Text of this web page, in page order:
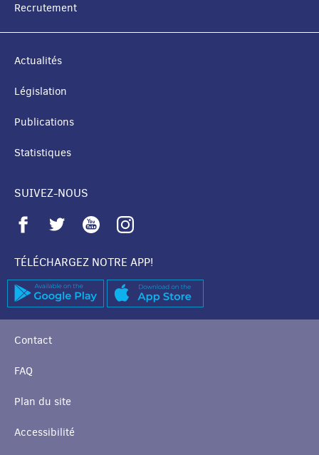
Recrutement
Actualités
Législation
Publications
Statistiques
SUIVEZ-NOUS
TÉLÉCHARGEZ NOTRE APP!
Contact
FAQ
Plan du site
Accessibilité